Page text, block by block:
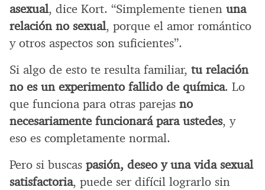
asexual, dice Kort. “Simplemente tienen una
relación no sexual, porque el amor romántico
y otros aspectos son suficientes”.
Si algo de esto te resulta familiar, tu relación
no es un experimento fallido de química. Lo
que funciona para otras parejas no
necesariamente funcionará para ustedes, y
eso es completamente normal.
Pero si buscas pasión, deseo y una vida sexual
satisfactoria, puede ser difícil lograrlo sin